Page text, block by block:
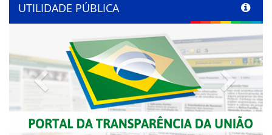
UTILIDADE PÚBLICA
Previous Next